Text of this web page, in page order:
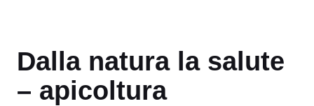
Dalla natura la salute
– apicoltura